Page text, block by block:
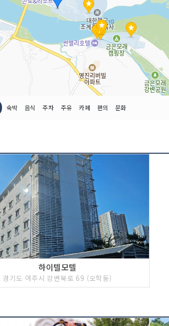
숙박 음식 주차 주유 카페 편의 문화
하이텔모텔
경기도 여주시 강변북로 69 (오학동)